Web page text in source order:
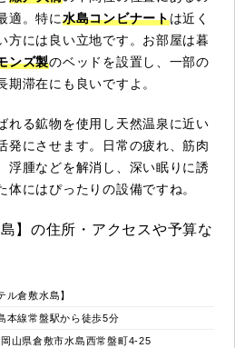
適。特に水島コンビナートは近く
方には良い立地です。お部屋は暮
ンズ製のベッドを設置し、一部の
期滞在にも良いですよ。
れる鉱物を使用し天然温泉に近い
発にさせます。日常の疲れ、筋肉
浮腫などを解消し、深い眠りに誘
体にはぴったりの設備ですね。
】の住所・アクセスや予算な
ル倉敷水島】
本線常盤駅から徒歩5分
山県倉敷市水島西常盤町4-25